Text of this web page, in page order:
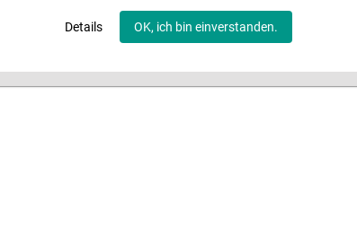
Details OK, ich bin einverstanden.